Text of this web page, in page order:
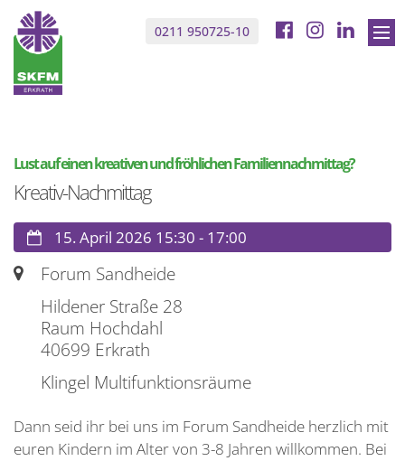
Zum Inhalt springen
0211 950725-10
Lust auf einen kreativen und fröhlichen Familiennachmittag?:
Kreativ-Nachmittag
Datum:15. April 2026 15:30 - 17:00
Ort: Forum Sandheide
Hildener Straße 28
Raum Hochdahl
40699 Erkrath
Klingel Multifunktionsräume
Dann seid ihr bei uns im Forum Sandheide herzlich mit
euren Kindern im Alter von 3-8 Jahren willkommen. Bei